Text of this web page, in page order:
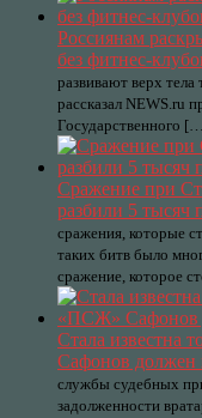
Россиянам
без фитнес-
развивают верх
рассказал NEWS.ru
Государственного
Сражение при
разбили 5 тысяч
сражения, которые
таких битв было
сражение, которое
Стала известна
Сафонов должен
службы судебных
задолженности